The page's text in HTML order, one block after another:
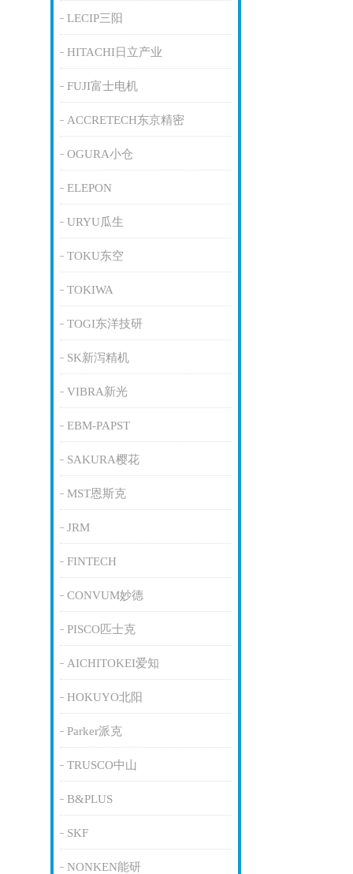
LECIP三阳
HITACHI日立产业
FUJI富士电机
ACCRETECH东京精密
OGURA小仓
ELEPON
URYU瓜生
TOKU东空
TOKIWA
TOGI东洋技研
SK新泻精机
VIBRA新光
EBM-PAPST
SAKURA樱花
MST恩斯克
JRM
FINTECH
CONVUM妙德
PISCO匹士克
AICHITOKEI爱知
HOKUYO北阳
Parker派克
TRUSCO中山
B&PLUS
SKF
NONKEN能研